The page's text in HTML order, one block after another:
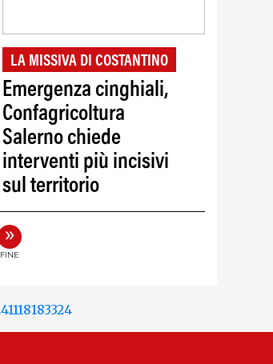
LA MISSIVA DI COSTANTINO
Emergenza cinghiali,
Confagricoltura
Salerno chiede
interventi più incisivi
sul territorio
»
FINE